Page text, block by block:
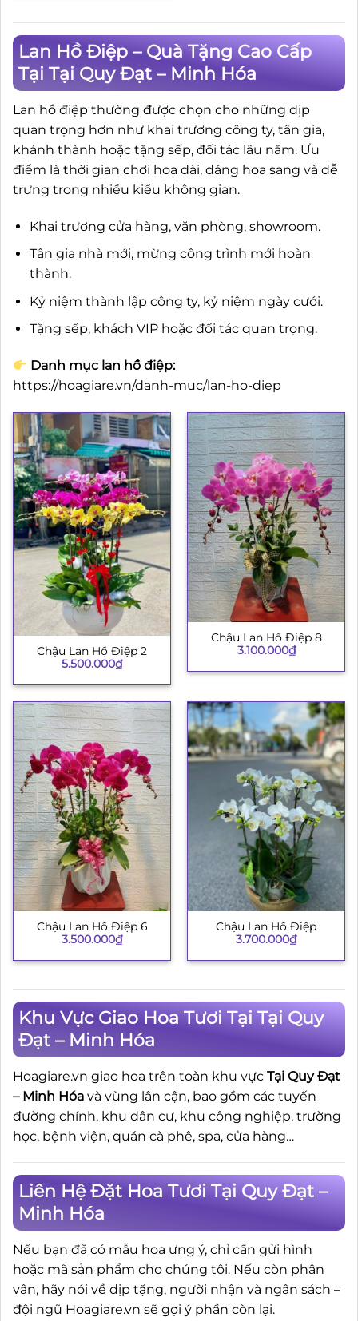
Lan Hồ Điệp – Quà Tặng Cao Cấp
Tại Tại Quy Đạt – Minh Hóa
Lan hồ điệp thường được chọn cho những dịp
quan trọng hơn như khai trương công ty, tân gia,
khánh thành hoặc tặng sếp, đối tác lâu năm. Ưu
điểm là thời gian chơi hoa dài, dáng hoa sang và dễ
trưng trong nhiều kiểu không gian.
Khai trương cửa hàng, văn phòng, showroom.
Tân gia nhà mới, mừng công trình mới hoàn
thành.
Kỷ niệm thành lập công ty, kỷ niệm ngày cưới.
Tặng sếp, khách VIP hoặc đối tác quan trọng.
Danh mục lan hồ điệp:
https://hoagiare.vn/danh-muc/lan-ho-diep
Chậu Lan Hồ Điệp 2
5.500.000₫
Chậu Lan Hồ Điệp 8
3.100.000₫
Chậu Lan Hồ Điệp 6
3.500.000₫
Chậu Lan Hồ Điệp
3.700.000₫
Khu Vực Giao Hoa Tươi Tại Tại Quy
Đạt – Minh Hóa
Hoagiare.vn giao hoa trên toàn khu vực Tại Quy Đạt
– Minh Hóa và vùng lân cận, bao gồm các tuyến
đường chính, khu dân cư, khu công nghiệp, trường
học, bệnh viện, quán cà phê, spa, cửa hàng…
Liên Hệ Đặt Hoa Tươi Tại Quy Đạt –
Minh Hóa
Nếu bạn đã có mẫu hoa ưng ý, chỉ cần gửi hình
hoặc mã sản phẩm cho chúng tôi. Nếu còn phân
vân, hãy nói về dịp tặng, người nhận và ngân sách –
đội ngũ Hoagiare.vn sẽ gợi ý phần còn lại.